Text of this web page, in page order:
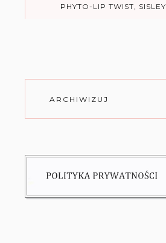
PHYTO-LIP TWIST, SISLEY
ARCHIWIZUJ